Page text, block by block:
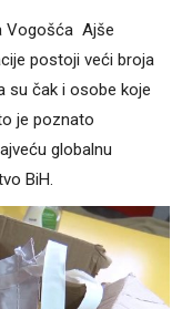
Vogošća Ajše
postoji veći broja
su čak i osobe koje
je poznato
globalnu
BiH.